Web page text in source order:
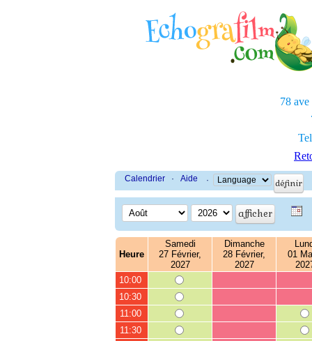
78 ave
Calendrier · Aide ·
Heure
Samedi
27 Février,
2027
Dimanche
28 Février,
2027
01
10:00
10:30
11:00
11:30